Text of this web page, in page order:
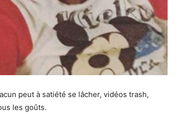
peut à satiété se lâcher, vidéos trash,
les goûts.